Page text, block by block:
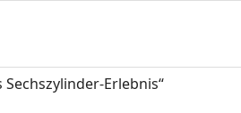
Erlebnis“